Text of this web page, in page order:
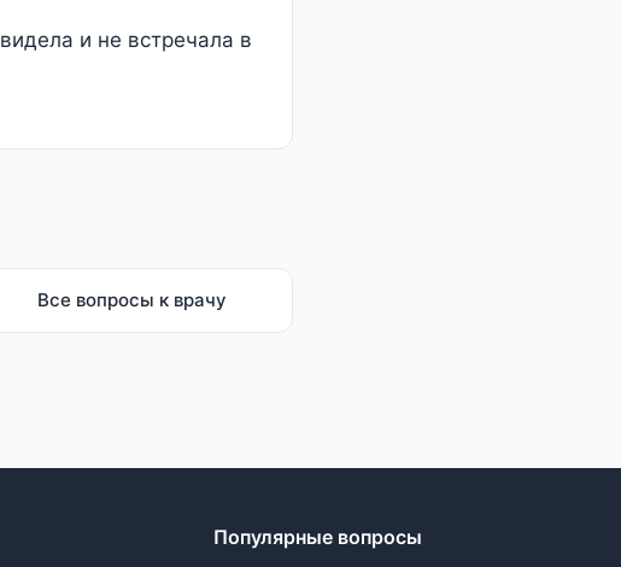
и не встречала в
Все вопросы к врачу
Популярные вопросы